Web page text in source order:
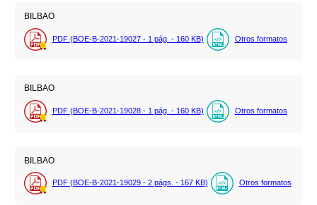
BILBAO
PDF (BOE-B-2021-19027 - 1 pág. - 160 KB) Otros formatos
BILBAO
PDF (BOE-B-2021-19028 - 1 pág. - 160 KB) Otros formatos
BILBAO
PDF (BOE-B-2021-19029 - 2 págs. - 167 KB) Otros formatos